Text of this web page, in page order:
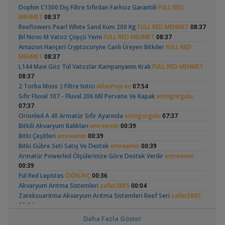
14:01
Akvaryum Tanıtımı
Karidesler Sobo Sf 550f Filtre İçine Kaçabilir MiJoec,13:12
Omurgasızlar
Bitkili Akvaryuma İlk Adım saturday,12:45
Yeni Üye Forumu
👋 Yeni Gelenler Buradan Merhaba Desin wolk23,12:03
Yeni Üye Forumu
Büyükşehir Belediyesi Çalışıyor,gece 3 😊
10:09
Yeni Üye Forumu
Bitkili Tankda Led Kullanımıdreamcatcherr,09:15
Işık CO2 ve Ekipmanlar
Dıy - Akvaryum Aydınlatması Hakkında Bilgi
Yeni Üye Forumu
130 Lt 50+ Lepistes İçin8.500 Tl Bütçeli DışfiltreSerpent,
00:15
Yeni Üye Forumu
Catappa YetişiyorumRafayel,22:46
Bitki Türleri ve Bakımı
Head Üreme Süreci
Vlog
Apistogramma
Hongsloi Çiftim Ve
Betta Antuta
Ramshorn Hakkında
Her Şey
Vatoz Akvaryumu
30x20x20 Ramshorn
Akvaryumu
37 Litrelik Siyah
Neon Tetra(123)
Dophin C1300 Dış Filtre Sıfırdan Farksız Garantili FULL RED
MEHMET 08:37
Reeflowers Pearl Whıte Sand Kum 200 Kg FULL RED MEHMET 08:37
Jbl Novo M Vatoz Çöpçü Yemi FULL RED MEHMET 08:37
Amazon Hançeri Cryptocoryne Canlı Üreyen BitkilerFULL RED
MEHMET 08:37
L144 Mavi Göz Tül Vatozlar Kampanyanın Kralı FULL RED MEHMET
08:37
2 Torba Moss :) Filtre Isıtıcı AtlasPoyraz 07:54
Sıfır Fluval 107 - Fluval 206 Mil Pervane Ve Kapakerimgorgulu
07:37
Orionled A 40 Armatür Sıfır Ayarında erimgorgulu 07:37
Bitkili Akvaryum Balıkları emreemin 00:39
Bitki Çeşitleri emreemin 00:39
Bitki Gübre Seti Satış Ve Destekemreemin 00:39
Armatür Powerled Ölçülerinize Göre Destek Veriliremreemin
00:39
Ful Red Lepistes ÖĞRÜNÇ00:36
Akvaryum Arıtma Sistemleri zafer3885 00:04
Zateksuaritma Akvaryum Arıtma Sistemleri Reef Seri zafer3885
00:04
omererbas23:51
Daha Fazla Göster